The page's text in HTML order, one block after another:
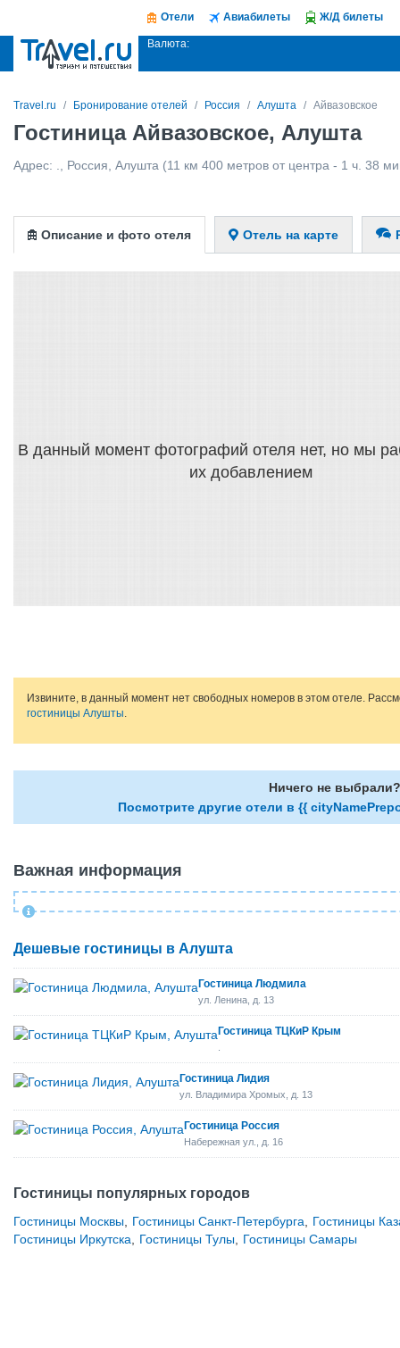
Отели Авиабилеты Ж/Д билеты
Валюта:
Travel.ru Бронирование отелей Россия Алушта Айвазовское
Гостиница Айвазовское, Алушта
Адрес: Россия Алушта (11 км 400 метров от центра - 1 ч. 38
Описание и фото отеля Отель на карте
В данный момент фотографий отеля нет, но мы
их добавлением
Извините, в данный момент нет свободных номеров в этом отеле.
гостиницы Алушты.
Ничего не выбрали?
Посмотрите другие отели в {{
Важная информация
Дешевые гостиницы в Алушта
Гостиница Людмила
ул. Ленина, д. 13
Гостиница ТЦКиР Крым
Гостиница Лидия
ул. Владимира Хромых, д. 13
Гостиница Россия
Набережная ул., д. 16
Гостиницы популярных городов
Гостиницы Москвы Гостиницы Санкт-Петербурга
Гостиницы
Гостиницы Иркутска
Гостиницы Тулы Гостиницы Самары